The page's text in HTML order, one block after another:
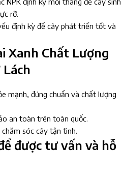
rỡ.
định kỳ để cây phát triển tốt và
Xanh Chất Lượng
Lách
mạnh, đúng chuẩn và chất lượng
an toàn trên toàn quốc.
sóc cây tận tình.
được tư vấn và hỗ